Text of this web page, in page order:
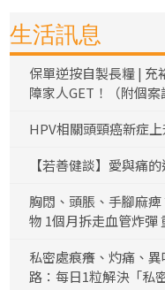
生活訊息
保單逆按自製長糧 | 充
障家人GET！（附個案
HPV相關頭頸癌新症
【若善健談】愛與痛
胸悶、頭脹、手腳麻
物 1個月拆走血管炸彈
私密處痕癢、灼痛、
路：每日1粒解決「私